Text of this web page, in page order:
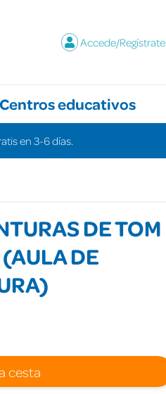
Accede/Regístrate
Centros educativos
en 3-6 días.
DE TOM
DE
cesta